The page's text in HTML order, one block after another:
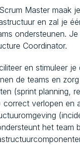
Master maak
en zal je
ondersteunen.
Coordinator.
en stimuleer je
de teams en
(sprint planning,
verlopen en
het team